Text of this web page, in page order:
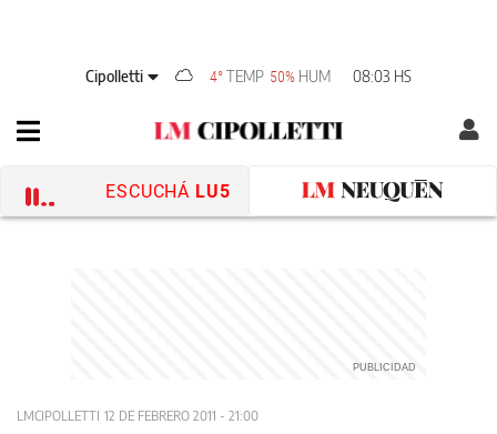
Cipolletti 4°TEMP 50% HUM 08:03 HS
ESCUCHÁ LU5
LMCIPOLLETTI 12 DE FEBRERO 2011 - 21:00